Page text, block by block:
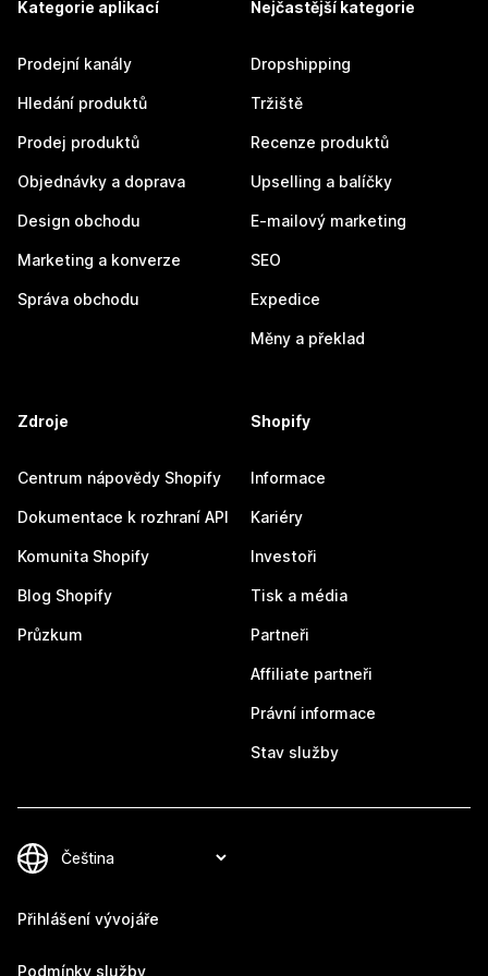
Kategorie aplikací
Prodejní kanály
Hledání produktů
Prodej produktů
Objednávky a doprava
Design obchodu
Marketing a konverze
Správa obchodu
Nejčastější kategorie
Dropshipping
Tržiště
Recenze produktů
Upselling a balíčky
E-mailový marketing
SEO
Expedice
Měny a překlad
Zdroje
Centrum nápovědy Shopify
Dokumentace k rozhraní API
Komunita Shopify
Blog Shopify
Průzkum
Shopify
Informace
Kariéry
Investoři
Tisk a média
Partneři
Affiliate partneři
Právní informace
Stav služby
Přihlášení vývojáře
Podmínky služby